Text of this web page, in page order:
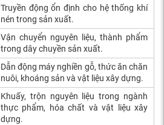
Truyền động ổn định cho hệ thống khí
nén trong sản xuất.
Vận chuyển nguyên liệu, thành phẩm
trong dây chuyền sản xuất.
Dẫn động máy nghiền gỗ, thức ăn chăn
nuôi, khoáng sản và vật liệu xây dựng.
Khuấy, trộn nguyên liệu trong ngành
thực phẩm, hóa chất và vật liệu xây
dựng.